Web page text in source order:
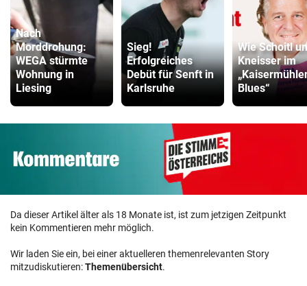
Nach
Morddrohung:
WEGA stürmte
Wohnung in
Liesing
Sieg!
Erfolgreiches
Debüt für Senft in
Karlsruhe
Wie Schoitl
Kneisser im
Blues“
Da dieser Artikel älter als 18 Monate ist, ist zum jetzigen Zeitpunkt
kein Kommentieren mehr möglich.
Wir laden Sie ein, bei einer aktuelleren themenrelevanten Story
mitzudiskutieren:Themenübersicht.